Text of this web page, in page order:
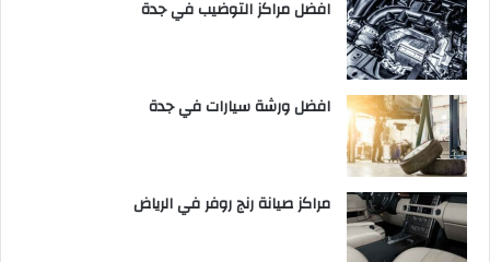
افضل مراكز التوضيب في جدة
افضل ورشة سيارات في جدة
مراكز صيانة رنج روفر في الرياض